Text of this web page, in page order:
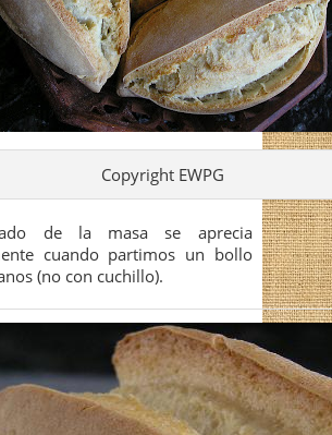
Copyright EWPG
de la masa se aprecia
cuando partimos un bollo
(no con cuchillo).